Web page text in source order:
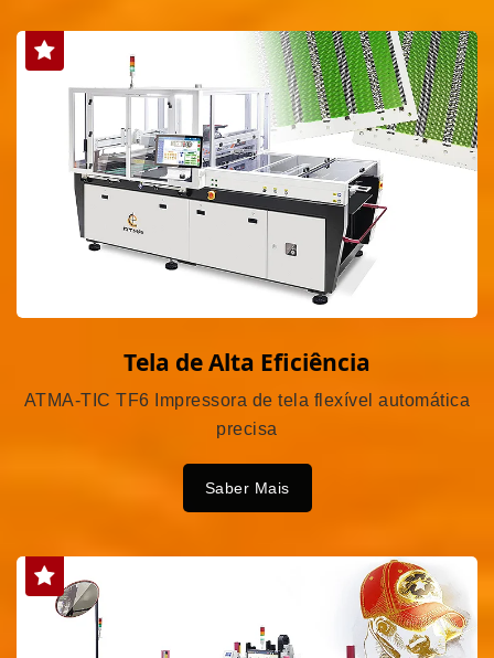
Tela de Alta Eficiência
ATMA-TIC TF6 Impressora de tela flexível automática
precisa
Saber Mais